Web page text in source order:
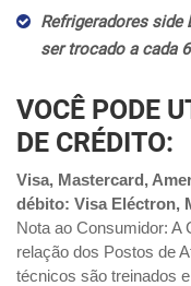
Refrigeradores side
ser trocado a cada
VOCÊ PODE
DE CRÉDITO:
Visa, Mastercard,
débito: Visa Eléctron,
Nota ao Consumidor: A
relação dos Postos de
técnicos são treinados